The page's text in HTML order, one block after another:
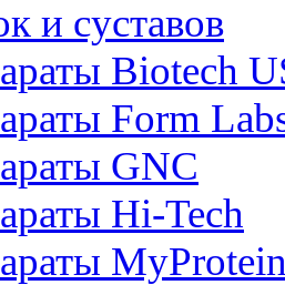
и суставов
Biotech
Form
GNC
Hi-Tech